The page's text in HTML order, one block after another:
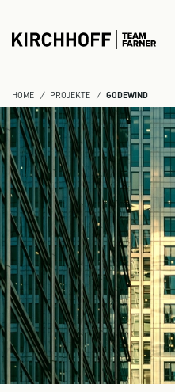
HOME PROJEKTE GODEWIND